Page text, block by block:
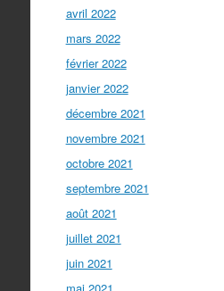
avril 2022
mars 2022
février 2022
janvier 2022
décembre 2021
novembre 2021
octobre 2021
septembre 2021
août 2021
juillet 2021
juin 2021